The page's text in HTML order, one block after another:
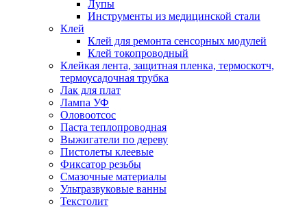
Лупы
Инструменты из медицинской стали
Клей
Клей для ремонта сенсорных модулей
Клей токопроводный
Клейкая лента, защитная пленка, термоскотч,
термоусадочная трубка
Лак для плат
Лампа УФ
Оловоотсос
Паста теплопроводная
Выжигатели по дереву
Пистолеты клеевые
Фиксатор резьбы
Смазочные материалы
Ультразвуковые ванны
Текстолит